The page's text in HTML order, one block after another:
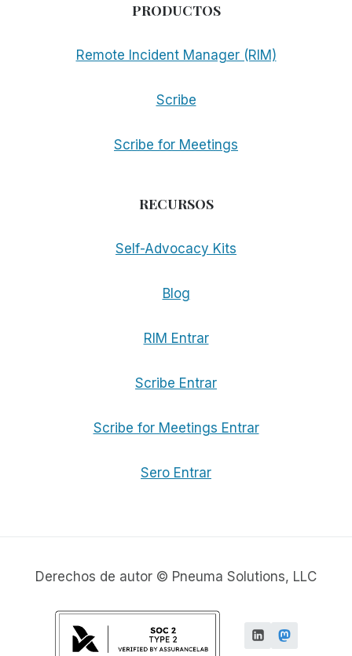
PRODUCTOS
Remote Incident Manager (RIM)
Scribe
Scribe for Meetings
RECURSOS
Self-Advocacy Kits
Blog
RIM Entrar
Scribe Entrar
Scribe for Meetings Entrar
Sero Entrar
Derechos de autor © Pneuma Solutions, LLC